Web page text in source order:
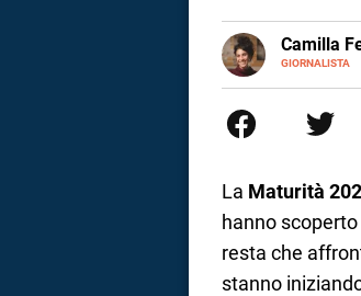
Camilla
GIORNALISTA
E-
MAIL
LINKEDIN
più
la mente.
La Maturità
hanno
resta che
stanno